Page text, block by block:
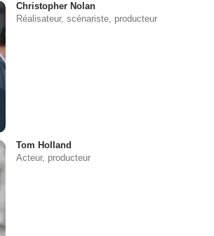
Christopher Nolan
Réalisateur, scénariste, producteur
Tom Holland
Acteur, producteur